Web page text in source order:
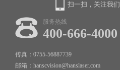
扫一扫，关注我们
服务热线
400-666-4000
传真：0755-56887739
邮箱：hanscvision@hanslaser.com